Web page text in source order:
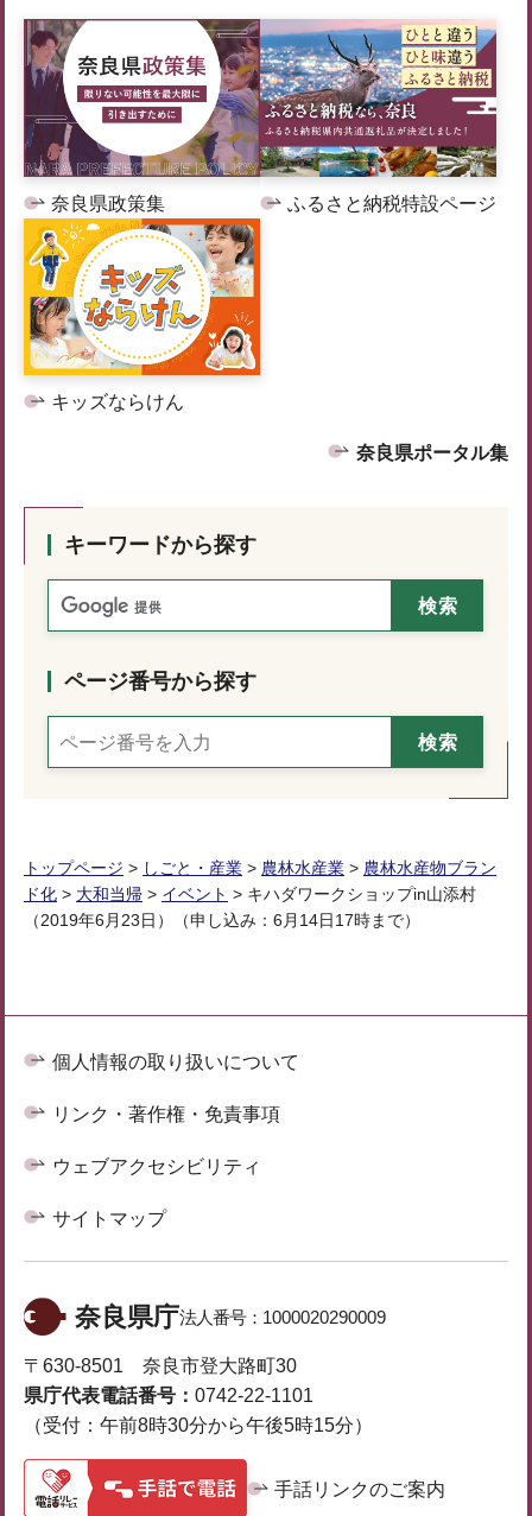
奈良県政策集 ふるさと納税特設ページ
キッズならけん
奈良県ポータル集
キーワードから探す
ページ番号から探す
トップページ > しごと・産業 > 農林水産業 > 農林水産物ブラン
ド化 > 大和当帰 > イベント > キハダワークショップin山添村
（2019年6月23日）（申し込み：6月14日17時まで）
個人情報の取り扱いについて
リンク・著作権・免責事項
ウェブアクセシビリティ
サイトマップ
奈良県庁法人番号： 1000020290009
〒630-8501 奈良市登大路町30
県庁代表電話番号： 0742-22-1101
（受付：午前8時30分から午後5時15分）
手話リンクのご案内